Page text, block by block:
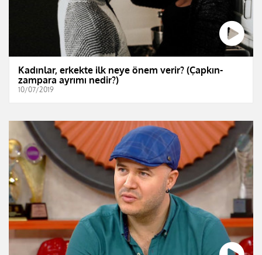
Kadınlar, erkekte ilk neye önem verir? (Çapkın-
zampara ayrımı nedir?)
10/07/2019